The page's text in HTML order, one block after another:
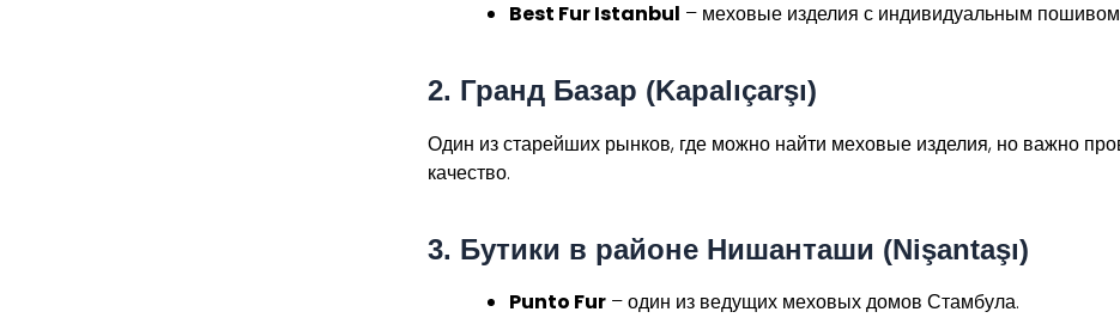
Best Fur Istanbul – меховые изделия с индивидуальным
2. Гранд Базар (Kapalıçarşı)
Один из старейших рынков, где можно найти меховые изделия, но важно
качество.
3. Бутики в районе Нишанташи (Nişantaşı)
Punto Fur – один из ведущих меховых домов Стамбула.